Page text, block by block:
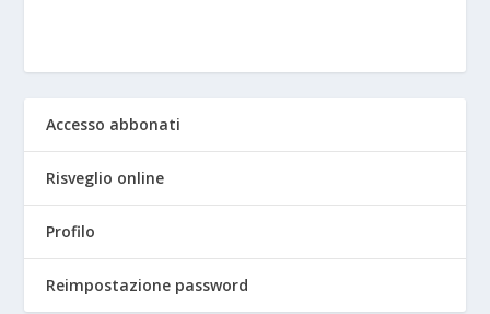
Accesso abbonati
Risveglio online
Profilo
Reimpostazione password